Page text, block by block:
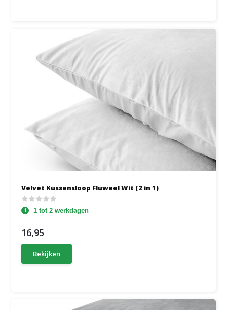
Velvet Kussensloop Fluweel Wit (2 in 1)
1 tot 2 werkdagen
16,95
Bekijken